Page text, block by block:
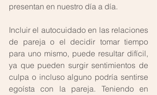
presentan en nuestro día a día.
Incluir el autocuidado en las relaciones
de pareja o el decidir tomar tiempo
para uno mismo, puede resultar difícil,
ya que pueden surgir sentimientos de
culpa o incluso alguno podría sentirse
egoísta con la pareja. Teniendo en